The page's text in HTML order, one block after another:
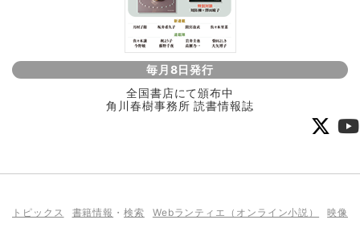
毎月8日発行
全国書店にて頒布中
角川春樹事務所 読書情報誌
トピックス 書籍情報 ・検索 Webランティエ（オンライン小説） 映像